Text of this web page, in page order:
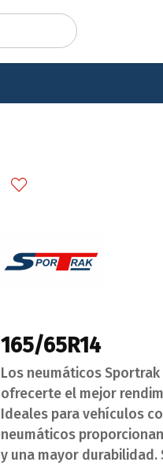
165/65R14
Los neumáticos
ofrecerte el mejor
Ideales para vehículos
neumáticos
y una mayor durabilidad.